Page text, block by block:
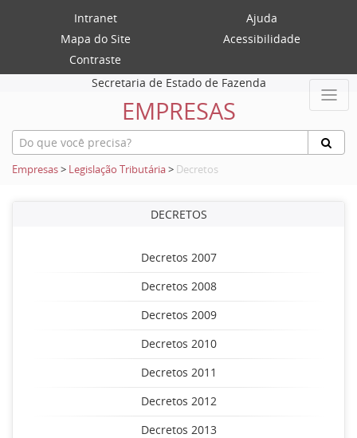
Intranet
Ajuda
Mapa do Site
Acessibilidade
Contraste
Secretaria de Estado de Fazenda
EMPRESAS
Empresas> Legislação Tributária> Decretos
DECRETOS
Decretos 2007
Decretos 2008
Decretos 2009
Decretos 2010
Decretos 2011
Decretos 2012
Decretos 2013